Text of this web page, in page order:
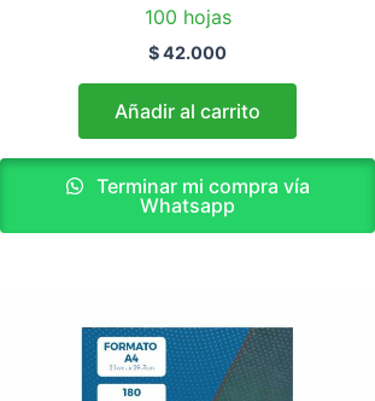
100 hojas
$42.000
Añadir al carrito
Terminar mi compra vía
Whatsapp